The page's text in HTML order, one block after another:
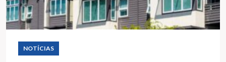
NOTÍCIAS